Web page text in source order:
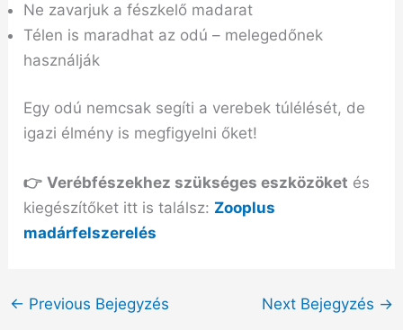
Ne zavarjuk a fészkelő madarat
Télen is maradhat az odú – melegedőnek
használják
Egy odú nemcsak segíti a verebek túlélését, de
igazi élmény is megfigyelni őket!
👉 Verébfészekhez szükséges eszközöket és
kiegészítőket itt is találsz: Zooplus
madárfelszerelés
← Previous Bejegyzés Next Bejegyzés →